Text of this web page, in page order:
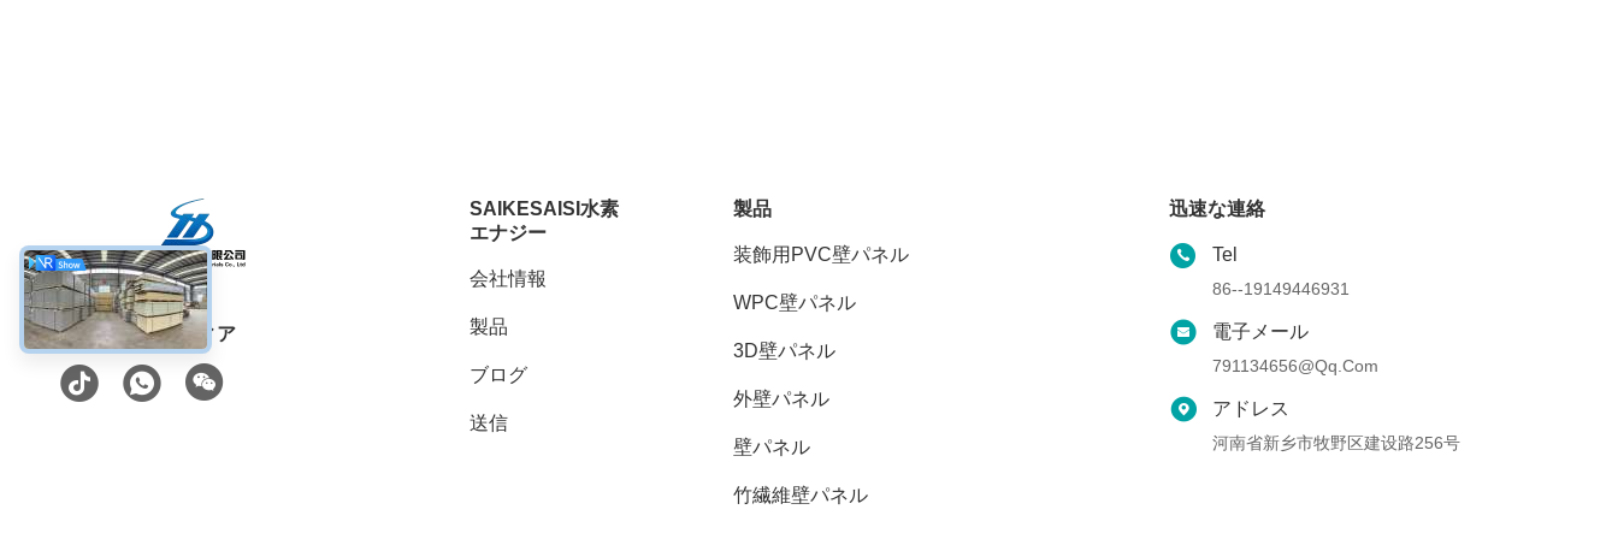
ソーシャル メディア
SAIKESAISI水素
エナジー
会社情報
製品
ブログ
送信
製品
装飾用PVC壁パネル
WPC壁パネル
3D壁パネル
外壁パネル
壁パネル
竹繊維壁パネル
迅速な連絡
Tel
86--19149446931
電子メール
791134656@qq.com
アドレス
河南省新乡市牧野区建设路256号